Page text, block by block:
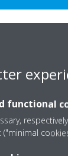
e
sërish.
functional